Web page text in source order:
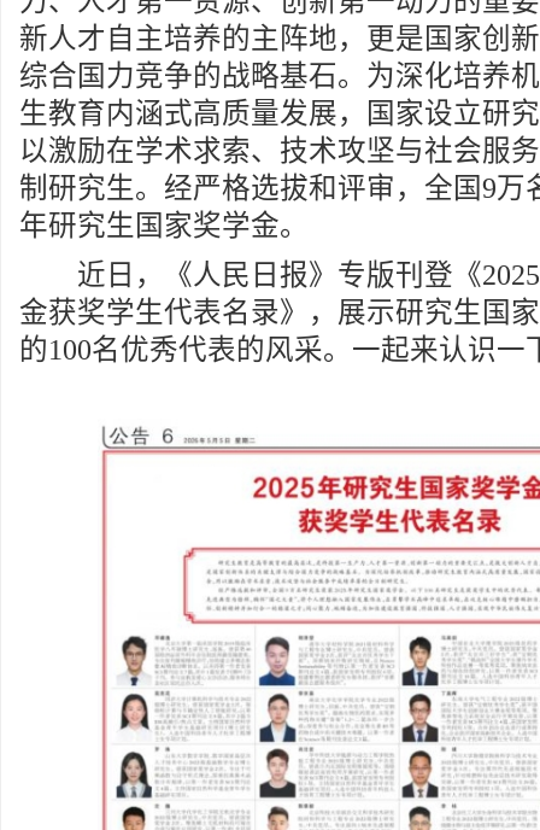
新人才自主培养的主阵地，更是国家创
综合国力竞争的战略基石。为深化培养
生教育内涵式高质量发展，国家设立研
以激励在学术求索、技术攻坚与社会服
制研究生。经严格选拔和评审，全国9万
年研究生国家奖学金。
近日，《人民日报》专版刊登《2025
金获奖学生代表名录》，展示研究生国
的100名优秀代表的风采。一起来认识一